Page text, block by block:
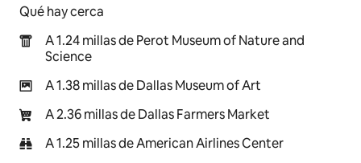
Qué hay cerca
A 1.24 millas de Perot Museum of Nature and
Science
A 1.38 millas de Dallas Museum of Art
A 2.36 millas de Dallas Farmers Market
A 1.25 millas de American Airlines Center